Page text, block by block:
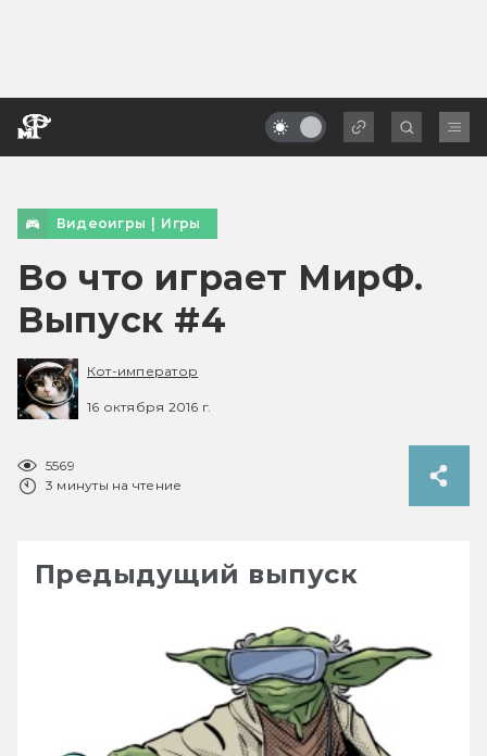
Видеоигры | Игры
Во что играет МирФ.
Выпуск #4
Кот-император
16 октября 2016 г.
5569
3 минуты на чтение
Предыдущий выпуск